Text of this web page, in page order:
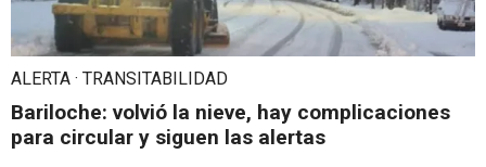
ALERTA · TRANSITABILIDAD
Bariloche: volvió la nieve, hay complicaciones
para circular y siguen las alertas